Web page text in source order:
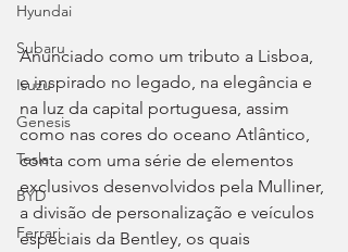
Hyundai
Subaru
Isuzu
Genesis
Tesla
BYD
Ferrari
Anunciado como um tributo a Lisboa,
e inspirado no legado, na elegância e
na luz da capital portuguesa, assim
como nas cores do oceano Atlântico,
conta com uma série de elementos
exclusivos desenvolvidos pela Mulliner,
a divisão de personalização e veículos
especiais da Bentley, os quais